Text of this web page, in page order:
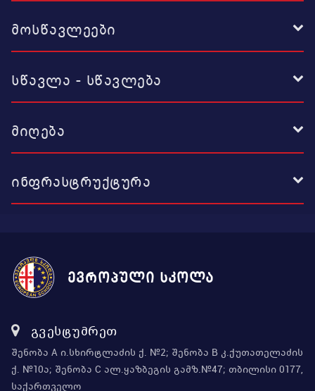
მოსწავლეები
სწავლა - სწავლება
მიღება
ინფრასტრუქტურა
ევროპული სკოლა
გვესტუმრეთ
შენობა A ი.სხირტლაძის ქ. №2; შენობა B კ.ქუთათელაძის
ქ. №10ა; შენობა C ალ.ყაზბეგის გამზ.№47; თბილისი 0177,
საქართველო